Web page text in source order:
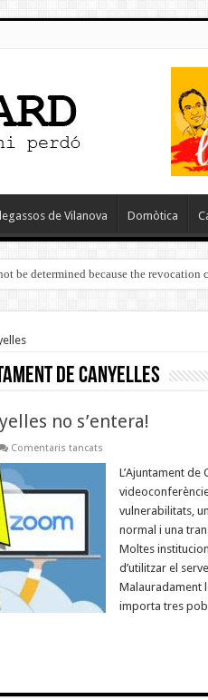
de Vilanova Domòtica
be determined because the revocation
de Canyelles
no s’entera!
Comentaris tancatsa
Canyelles
s’entera!
L’Ajuntament de
vulnerabilitats,
normal i una
Moltes
d’utilitzar el
Malauradament
importa tres